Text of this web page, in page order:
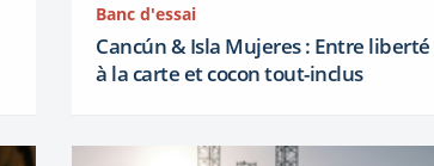
Banc d'essai
Cancún & Isla Mujeres : Entre liberté
à la carte et cocon tout-inclus